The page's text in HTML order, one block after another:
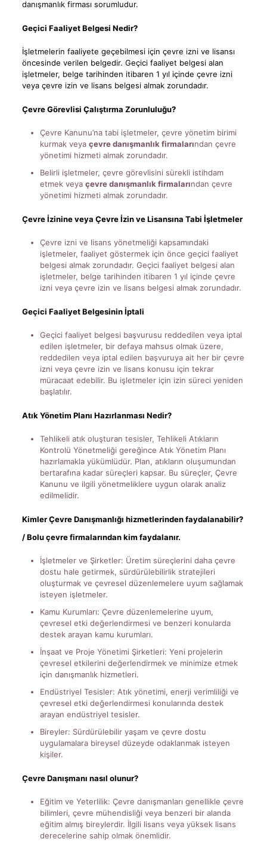
danışmanlık firması sorumludur.
Geçici Faaliyet Belgesi Nedir?
İşletmelerin faaliyete geçebilmesi için çevre izni ve lisansı
öncesinde verilen belgedir. Geçici faaliyet belgesi alan
işletmeler, belge tarihinden itibaren 1 yıl içinde çevre izni
veya çevre izin ve lisans belgesi almak zorundadır.
Çevre Görevlisi Çalıştırma Zorunluluğu?
Çevre Kanunu’na tabi işletmeler, çevre yönetim birimi
kurmak veya çevre danışmanlık firmalarından çevre
yönetimi hizmeti almak zorundadır.
Belirli işletmeler, çevre görevlisini sürekli istihdam
etmek veya çevre danışmanlık firmalarından çevre
yönetimi hizmeti almak zorundadır.
Çevre İzinine veya Çevre İzin ve Lisansına Tabi İşletmeler
Çevre izni ve lisans yönetmeliği kapsamındaki
işletmeler, faaliyet göstermek için önce geçici faaliyet
belgesi almak zorundadır. Geçici faaliyet belgesi alan
işletmeler, belge tarihinden itibaren 1 yıl içinde çevre
izni veya çevre izin ve lisans belgesi almak zorundadır.
Geçici Faaliyet Belgesinin İptali
Geçici faaliyet belgesi başvurusu reddedilen veya iptal
edilen işletmeler, bir defaya mahsus olmak üzere,
reddedilen veya iptal edilen başvuruya ait her bir çevre
izni veya çevre izin ve lisans konusu için tekrar
müracaat edebilir. Bu işletmeler için izin süreci yeniden
başlatılır.
Atık Yönetim Planı Hazırlanması Nedir?
Tehlikeli atık oluşturan tesisler, Tehlikeli Atıkların
Kontrolü Yönetmeliği gereğince Atık Yönetim Planı
hazırlamakla yükümlüdür. Plan, atıkların oluşumundan
bertarafına kadar süreçleri kapsar. Bu süreçler, Çevre
Kanunu ve ilgili yönetmeliklere uygun olarak analiz
edilmelidir.
Kimler Çevre Danışmanlığı hizmetlerinden faydalanabilir?
/ Bolu çevre firmalarından kim faydalanır.
İşletmeler ve Şirketler: Üretim süreçlerini daha çevre
dostu hale getirmek, sürdürülebilirlik stratejileri
oluşturmak ve çevresel düzenlemelere uyum sağlamak
isteyen işletmeler.
Kamu Kurumları: Çevre düzenlemelerine uyum,
çevresel etki değerlendirmesi ve benzeri konularda
destek arayan kamu kurumları.
İnşaat ve Proje Yönetimi Şirketleri: Yeni projelerin
çevresel etkilerini değerlendirmek ve minimize etmek
için danışmanlık hizmetleri.
Endüstriyel Tesisler: Atık yönetimi, enerji verimliliği ve
çevresel etki değerlendirmesi konularında destek
arayan endüstriyel tesisler.
Bireyler: Sürdürülebilir yaşam ve çevre dostu
uygulamalara bireysel düzeyde odaklanmak isteyen
kişiler.
Çevre Danışmanı nasıl olunur?
Eğitim ve Yeterlilik: Çevre danışmanları genellikle çevre
bilimleri, çevre mühendisliği veya benzeri bir alanda
eğitim almış bireylerdir. İlgili lisans veya yüksek lisans
derecelerine sahip olmak önemlidir.